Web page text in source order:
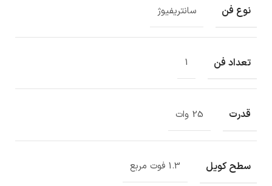
نوع فن سانتریفیوژ
تعداد فن 1
قدرت 25 وات
سطح کویل 1.3 فوت مربع